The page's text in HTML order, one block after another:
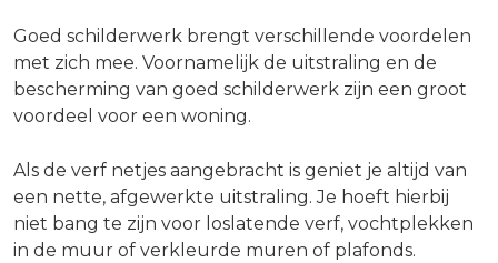
Goed schilderwerk brengt verschillende voordelen
met zich mee. Voornamelijk de uitstraling en de
bescherming van goed schilderwerk zijn een groot
voordeel voor een woning.
Als de verf netjes aangebracht is geniet je altijd van
een nette, afgewerkte uitstraling. Je hoeft hierbij
niet bang te zijn voor loslatende verf, vochtplekken
in de muur of verkleurde muren of plafonds.